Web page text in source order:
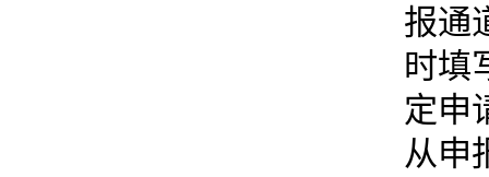
报通
时填
定申
从申